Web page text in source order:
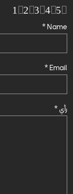
رأي*
Name
*
Email
*
5
4
3
2
1